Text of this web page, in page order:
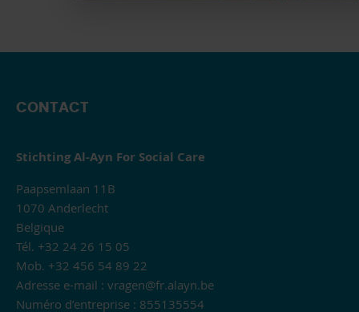
CONTACT
Stichting Al-Ayn For Social Care
Paapsemlaan 11B
1070 Anderlecht
Belgique
Tél. +32 24 26 15 05
Mob. +32 456 54 89 22
Adresse e-mail : vragen@fr.alayn.be
Numéro d’entreprise : 855135554